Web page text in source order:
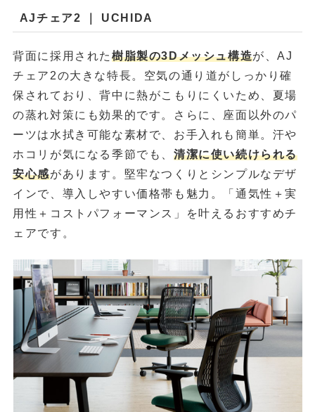
AJチェア2 ｜ UCHIDA
背面に採用された樹脂製の3Dメッシュ構造が、AJ
チェア2の大きな特長。空気の通り道がしっかり確
保されており、背中に熱がこもりにくいため、夏場
の蒸れ対策にも効果的です。さらに、座面以外のパ
ーツは水拭き可能な素材で、お手入れも簡単。汗や
ホコリが気になる季節でも、清潔に使い続けられる
安心感があります。堅牢なつくりとシンプルなデザ
インで、導入しやすい価格帯も魅力。「通気性＋実
用性＋コストパフォーマンス」を叶えるおすすめチ
ェアです。